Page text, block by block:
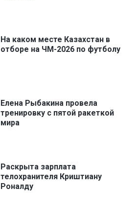
На каком месте Казахстан в
отборе на ЧМ-2026 по футболу
Елена Рыбакина провела
тренировку с пятой ракеткой
мира
Раскрыта зарплата
телохранителя Криштиану
Роналду